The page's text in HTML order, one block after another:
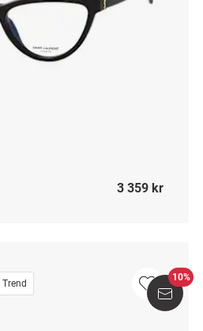
3 359 kr
Trend
10%